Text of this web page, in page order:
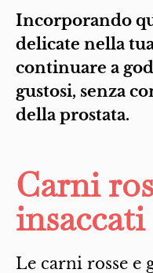
Incorporando
delicate nella
continuare a
gustosi, senza
della prostata.
Carni
insaccati
Le carni rosse e